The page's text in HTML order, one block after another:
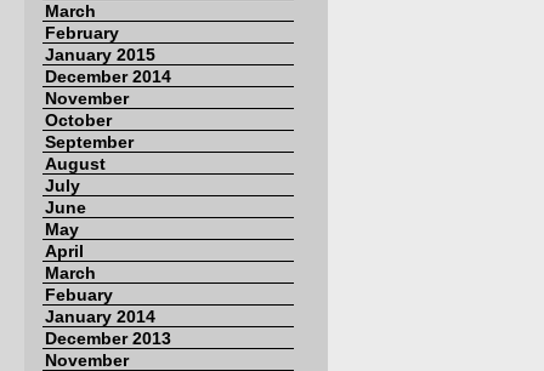
March
February
January 2015
December 2014
November
October
September
August
July
June
May
April
March
Febuary
January 2014
December 2013
November